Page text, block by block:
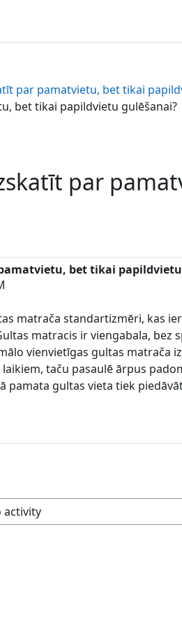
par pamatvietu, bet tikai
bet tikai papildvietu gulēšanai?
par
bet tikai
matrača standartizmēri, kas
matracis ir viengabala,
vienvietīgas gultas matrača
taču pasaulē ārpus
pamata gultas vieta tiek